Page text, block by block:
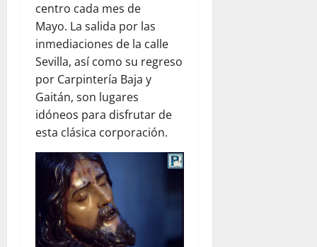
centro cada mes de
Mayo. La salida por las
inmediaciones de la calle
Sevilla, así como su regreso
por Carpintería Baja y
Gaitán, son lugares
idóneos para disfrutar de
esta clásica corporación.